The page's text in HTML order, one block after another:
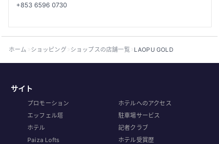
+853 6596 0730
ホーム ショッピング ショップスの店舗一覧 LAOPU GOLD
サイト
プロモーション
エッフェル塔
ホテル
Paiza Lofts
ホテルへのアクセス
駐車場サービス
記者クラブ
ホテル受賞歴